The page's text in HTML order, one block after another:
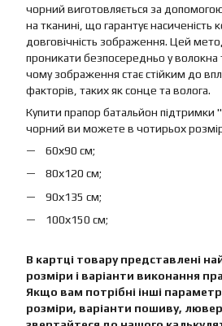
чорний виготовляється за
на тканині, що гарантує насиченість
довговічність зображення. Цей
проникати безпосередньо у волокна
чому зображення стає стійким до
факторів, таких як сонце та волога.
Купити прапор батальйон
чорний ви можете в чотирьох
60х90 см;
80х120 см;
90х135 см;
100х150 см;
В картці товару представлені
розміри і варіанти виконання
Якщо вам потрібні інші
розміри, варіанти пошиву,